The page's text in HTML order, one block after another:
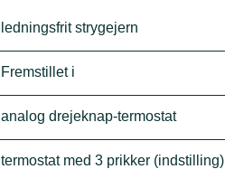
ledningsfrit strygejern
Fremstillet i
analog drejeknap-termostat
termostat med 3 prikker (indstilling)